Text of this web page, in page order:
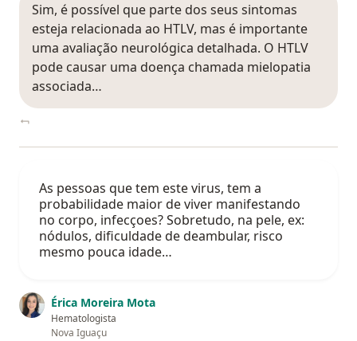
Sim, é possível que parte dos seus sintomas
esteja relacionada ao HTLV, mas é importante
uma avaliação neurológica detalhada. O HTLV
pode causar uma doença chamada mielopatia
associada…
As pessoas que tem este virus, tem a
probabilidade maior de viver manifestando
no corpo, infecçoes? Sobretudo, na pele, ex:
nódulos, dificuldade de deambular, risco
mesmo pouca idade…
Érica Moreira Mota
Hematologista
Nova Iguaçu